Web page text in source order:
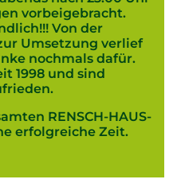
vorbeigebracht.
Von der
Umsetzung verlief
nochmals dafür.
1998 und sind
RENSCH-HAUS-
erfolgreiche Zeit.